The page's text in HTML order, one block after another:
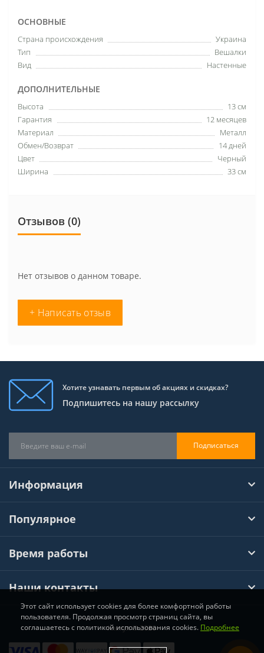
ОСНОВНЫЕ
Страна происхождения
Украина
Тип
Вешалки
Вид
Настенные
ДОПОЛНИТЕЛЬНЫЕ
Высота
13 см
Гарантия
12 месяцев
Материал
Металл
Обмен/Возврат
14 дней
Цвет
Черный
Ширина
33 см
Отзывов (0)
Нет отзывов о данном товаре.
+ Написать отзыв
Хотите узнавать первым об акциях и скидках?
Подпишитесь на нашу рассылку
Подписаться
Информация
Популярное
Время работы
Наши контакты
Хімтул © 2026
Этот сайт использует cookies для более комфортной работы
пользователя. Продолжая просмотр страниц сайта, вы
соглашаетесь с политикой использования cookies. Подробнее